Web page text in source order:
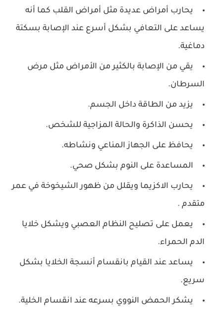
يحارب أمراض عديدة مثل أمراض القلب كما أنه
يساعد على التعافي بشكل أسرع عند الإصابة بسكتة
دماغية.
يقي من الإصابة بالكثير من الأمراض مثل مرض
السرطان.
يزيد من الطاقة داخل الجسم.
يحسن الذاكرة والحالة المزاجية للشخص.
يحافظ على الجهاز المناعي ونشاطه.
المساعدة على النوم بشكل صحي.
يحارب الاكزيما ويقلل من ظهور الشيخوخة في عمر
متقدم .
يعمل على تصليح النظام العصبي ويشكل خلايا
الدم الحمراء.
يساعد عند القيام بانقسام أنسجة الخلايا بشكل
سريع.
يشكر الحمض النووي بسرعه عند انقسام الخلية.